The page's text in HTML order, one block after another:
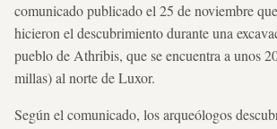
comunicado publicado el 25 de noviembre
hicieron el descubrimiento durante una
pueblo de Athribis, que se encuentra a unos
millas) al norte de Luxor.
Según el comunicado, los arqueólogos